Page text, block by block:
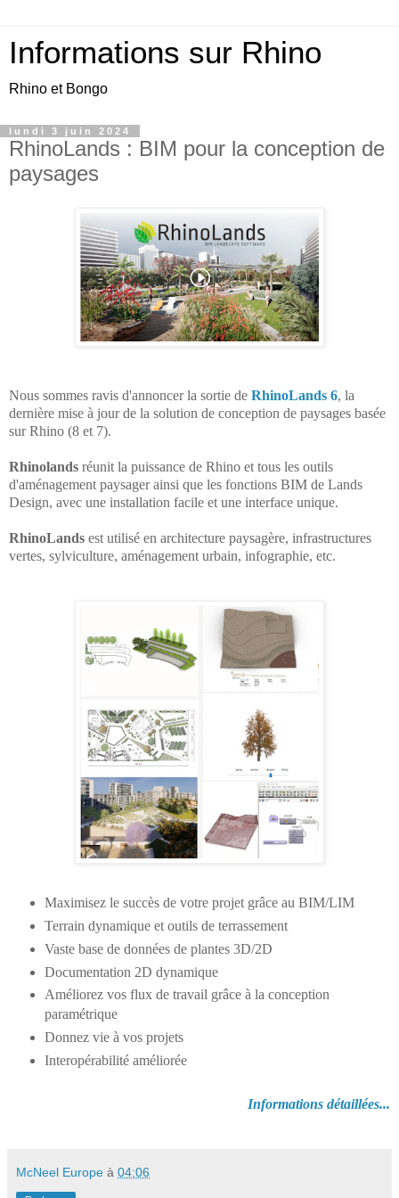
Informations sur Rhino
Rhino et Bongo
lundi 3 juin 2024
RhinoLands : BIM pour la conception de
paysages
Nous sommes ravis d'annoncer la sortie de RhinoLands 6, la
dernière mise à jour de la solution de conception de paysages basée
sur Rhino (8 et 7).
Rhinolands réunit la puissance de Rhino et tous les outils
d'aménagement paysager ainsi que les fonctions BIM de Lands
Design, avec une installation facile et une interface unique.
RhinoLands est utilisé en architecture paysagère, infrastructures
vertes, sylviculture, aménagement urbain, infographie, etc.
Maximisez le succès de votre projet grâce au BIM/LIM
Terrain dynamique et outils de terrassement
Vaste base de données de plantes 3D/2D
Documentation 2D dynamique
Améliorez vos flux de travail grâce à la conception
paramétrique
Donnez vie à vos projets
Interopérabilité améliorée
Informations détaillées...
McNeel Europe à 04:06